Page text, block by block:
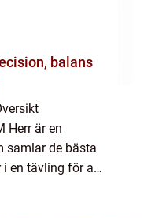
Herr är en
samlar de bästa
i en tävling för att